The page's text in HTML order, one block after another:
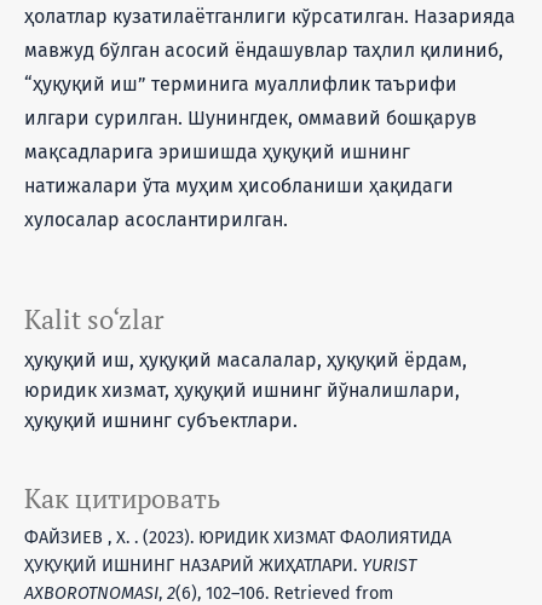
Kalit so‘zlar
ҳуқуқий иш, ҳуқуқий масалалар, ҳуқуқий ёрдам,
юридик хизмат, ҳуқуқий ишнинг йўналишлари,
ҳуқуқий ишнинг субъектлари.
Как цитировать
ФАЙЗИЕВ , Х. . (2023). ЮРИДИК ХИЗМАТ ФАОЛИЯТИДА
ҲУҚУҚИЙ ИШНИНГ НАЗАРИЙ ЖИҲАТЛАРИ. YURIST
AXBOROTNOMASI, 2(6), 102–106. Retrieved from
ҳолатлар кузатилаётганлиги кўрсатилган. Назарияда
мавжуд бўлган асосий ёндашувлар таҳлил қилиниб,
“ҳуқуқий иш” терминига муаллифлик таърифи
илгари сурилган. Шунингдек, оммавий бошқарув
мақсадларига эришишда ҳуқуқий ишнинг
натижалари ўта муҳим ҳисобланиши ҳақидаги
хулосалар асослантирилган.